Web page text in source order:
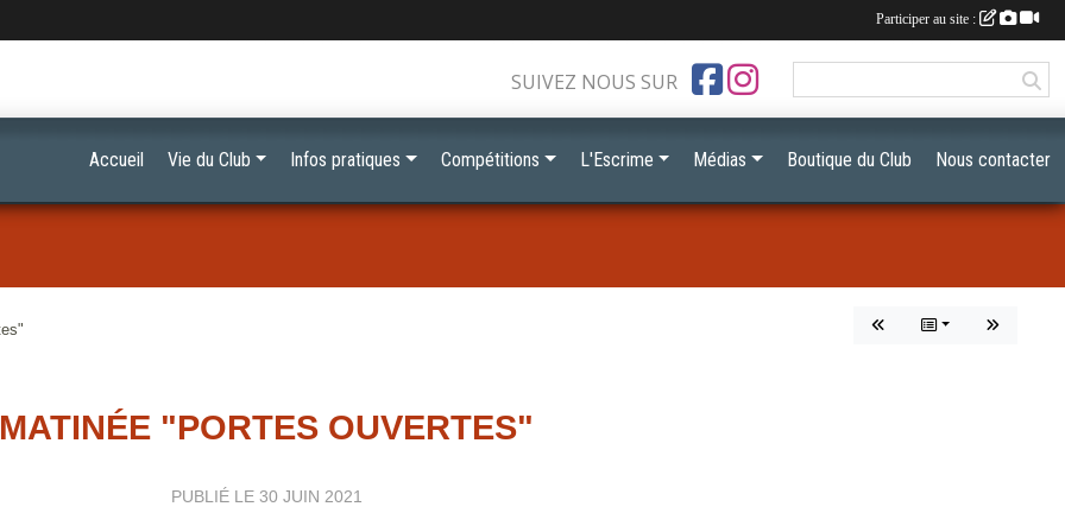
MATINÉE "PORTES OUVERTES"
PUBLIÉ LE 30 JUIN 2021
SUIVEZ NOUS SUR
Accueil Vie du Club Infos pratiques Compétitions L'Escrime Médias Boutique du Club Nous contacter
Participer au site :